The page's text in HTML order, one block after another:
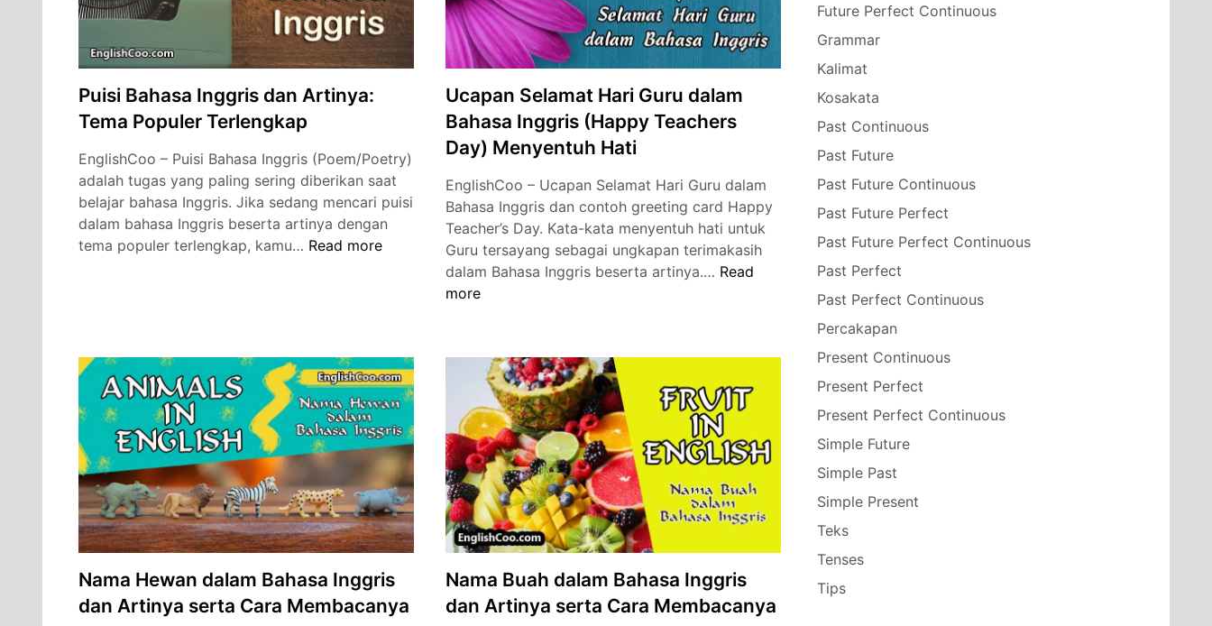
Puisi Bahasa Inggris dan Artinya:
Tema Populer Terlengkap
EnglishCoo – Puisi Bahasa Inggris (Poem/Poetry)
adalah tugas yang paling sering diberikan saat
belajar bahasa Inggris. Jika sedang mencari puisi
dalam bahasa Inggris beserta artinya dengan
tema populer terlengkap, kamu… Puisi
Populer
Terlengkap
Read more
Ucapan Selamat Hari Guru dalam
Bahasa Inggris (Happy Teachers
Day) Menyentuh Hati
EnglishCoo – Ucapan Selamat Hari Guru dalam
Bahasa Inggris dan contoh greeting card Happy
Teacher’s Day. Kata-kata menyentuh hati untuk
Guru tersayang sebagai ungkapan terimakasih
dalam Bahasa Inggris beserta artinya.… Ucapan
dalam
Inggris
(Happy
Teachers
Day)
Menyentuh
Hati
Read
more
Nama Hewan dalam Bahasa Inggris
dan Artinya serta Cara Membacanya
Nama Buah dalam Bahasa Inggris
dan Artinya serta Cara Membacanya
Future Perfect Continuous
Grammar
Kalimat
Kosakata
Past Continuous
Past Future
Past Future Continuous
Past Future Perfect
Past Future Perfect Continuous
Past Perfect
Past Perfect Continuous
Percakapan
Present Continuous
Present Perfect
Present Perfect Continuous
Simple Future
Simple Past
Simple Present
Teks
Tenses
Tips